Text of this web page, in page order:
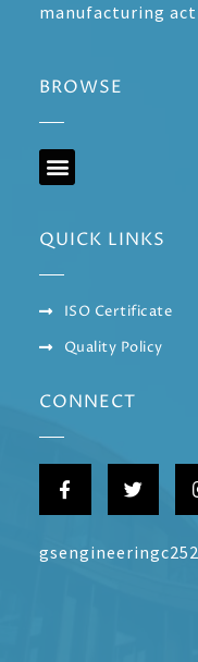
manufacturing
BROWSE
QUICK LINKS
ISO Certificate
Quality Policy
CONNECT